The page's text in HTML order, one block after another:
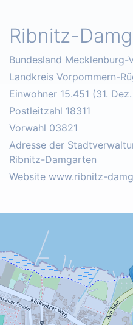
Ribnitz-
Bundesland Mecklenburg-
Landkreis Vorpommern-
Einwohner 15.451 (31.
Postleitzahl 18311
Vorwahl 03821
Adresse der
Ribnitz-Damgarten
Website www.ribnitz-